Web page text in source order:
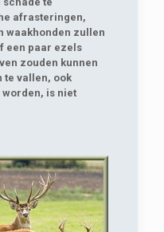
afrasteringen,
waakhonden zullen
een paar ezels
zouden kunnen
te vallen, ook
is niet